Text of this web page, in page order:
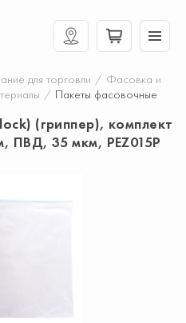
для торговли / Фасовка и
/ Пакеты фасовочные
(гриппер), комплект
ПВД, 35 мкм, PEZ015P